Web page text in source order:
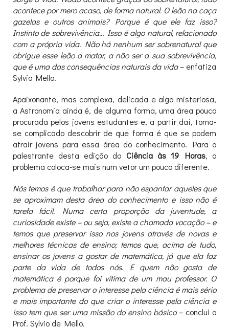
acontece por mero acaso, de forma natural. O leão na caça
gazelas e outros animais? Porque é que ele faz isso?
Instinto de sobrevivência… Isso é algo natural, relacionado
com a própria vida. Não há nenhum ser sobrenatural que
obrigue esse leão a matar, a não ser a sua sobrevivência,
que é uma das consequências naturais da vida– enfatiza
Sylvio Mello.
Apaixonante, mas complexa, delicada e algo misteriosa,
a Astronomia ainda é, de alguma forma, uma área pouco
procurada pelos jovens estudantes e, a partir daí, torna-
se complicado descobrir de que forma é que se podem
atrair jovens para essa área do conhecimento. Para o
palestrante desta edição do Ciência às 19 Horas, o
problema coloca-se mais num vetor um pouco diferente.
Nós temos é que trabalhar para não espantar aqueles que
se aproximam desta área do conhecimento e isso não é
tarefa fácil. Numa certa proporção da juventude, a
curiosidade existe – ou seja, existe a chamada vocação – e
temos que preservar isso nos jovens através de novas e
melhores técnicas de ensino; temos que, acima de tudo,
ensinar os jovens a gostar de matemática, já que ela faz
parte da vida de todos nós. E quem não gosta de
matemática é porque foi vítima de um mau professor. O
problema de preservar o interesse pela ciência é mais sério
e mais importante do que criar o interesse pela ciência e
isso tem que ser uma missão do ensino básico– conclui o
Prof. Sylvio de Mello.